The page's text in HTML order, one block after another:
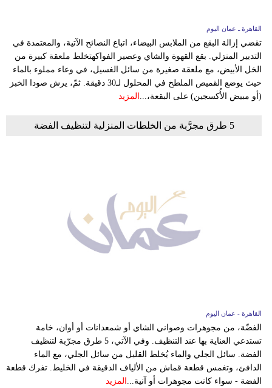
القاهرة ـ عمان اليوم
تقضي إزالة البقع من الملابس البيضاء، اتباع النصائح الآتية، والمعتمدة في
التدبير المنزلي. بقع القهوة والشاي وعصير الفواكهتخلط ملعقة كبيرة من
الخل الأبيض، مع ملعقة صغيرة من سائل الغسيل، في وعاء مملوء بالماء
حيث يوضع القميص الملطخ في المحلول لـ30 دقيقة. ثمّ، يرش صودا الخبز
(أو مبيض الأُكسجين) على البقعة،... المزيد
5 طرق مجرَّبة من الخلطات المنزلية لتنظيف الفضة
القاهرة - عمان اليوم
الفضّة، من مجوهرات وصواني الشاي أو شمعدانات أو أوان، خامة
تستدعي العناية بها عند التنظيف. وفي الآتي، 5 طرق مجرّبة لتنظيف
الفضة. سائل الجلي والماء يُخلط القليل من سائل الجلي، مع الماء
الدافئ، وتغمس قطعة قماش من الألياف الدقيقة في الخليط. تفرك قطعة
الفضة - سواء كانت مجوهرات أو آنية... المزيد